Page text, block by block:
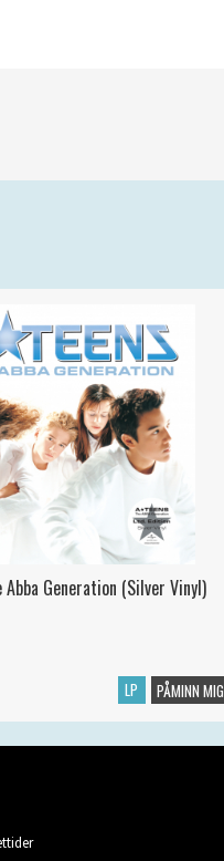
Abba Generation (Silver Vinyl)
LP PÅMINN MIG